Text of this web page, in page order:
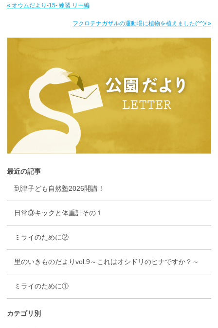
« オウムだより-15- 練習 リー編
フクロテナガザルの運動場に植物を植えました(^^)/ »
最近の記事
到津子ども自然塾2026開講！
日常⑨キックと体重計その１
ミライのために②
里のいきものだよりvol.9～これはオシドリのヒナですか？～
ミライのために①
カテゴリ別